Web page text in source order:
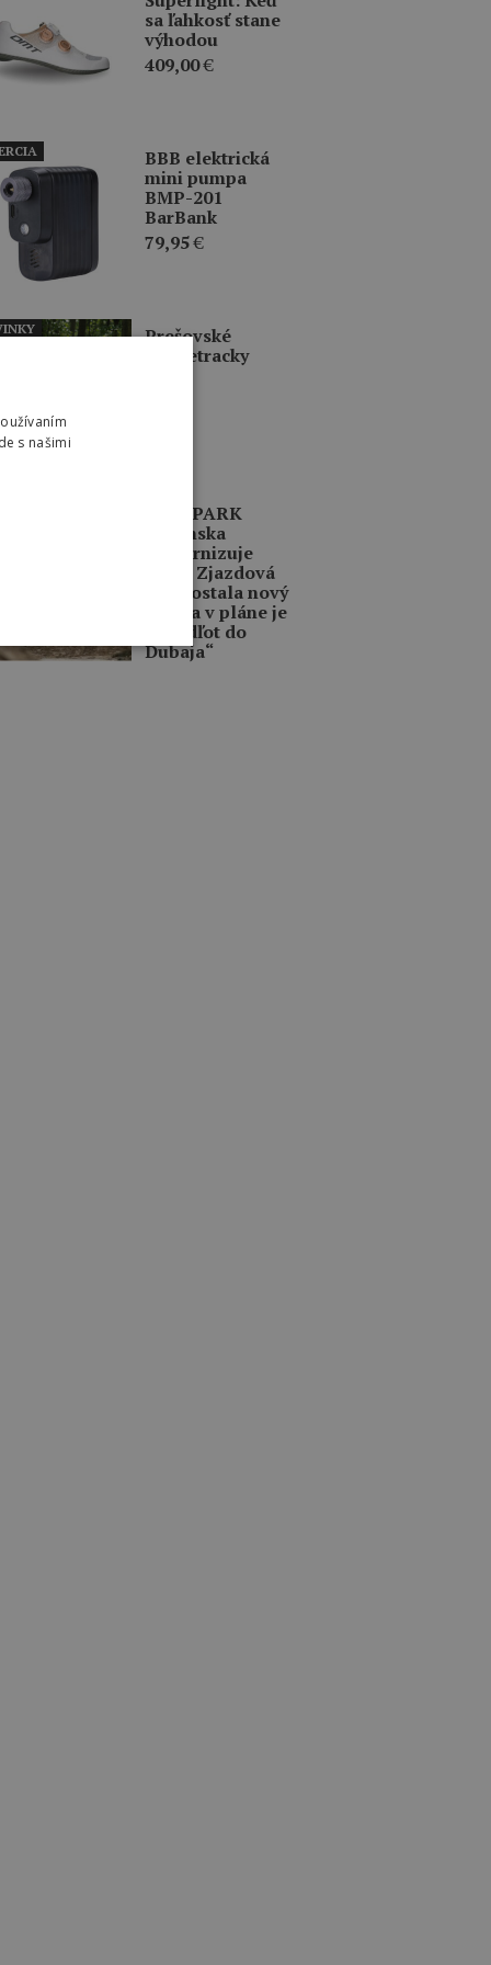
sa ľahkosť stane
výhodou
409,00€
BBB elektrická
mini pumpa
BMP-201
BarBank
79,95€
Prešovské
singletracky
BIKE PARK
Kubínska
modernizuje
traily. Zjazdová
trať dostala nový
život a v pláne je
aj „Odľot do
Dubaja“
s našimi